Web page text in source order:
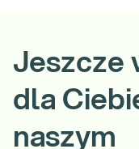
Jeszcze
dla
naszym